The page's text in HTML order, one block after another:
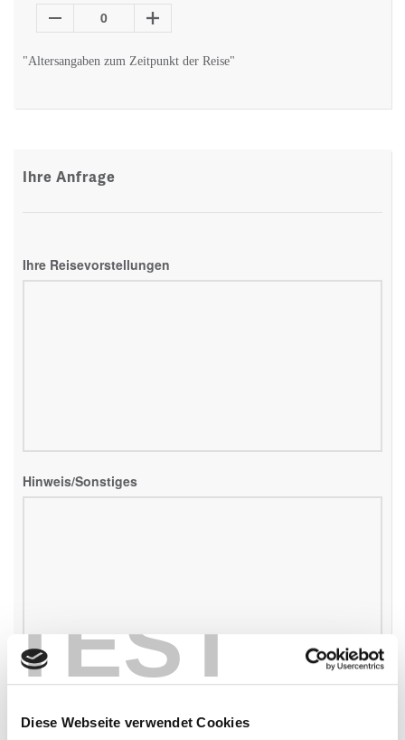
TEST
Diese Webseite verwendet Cookies
0
"Altersangaben zum Zeitpunkt der Reise"
Ihre Anfrage
Ihre Reisevorstellungen
Hinweis/Sonstiges